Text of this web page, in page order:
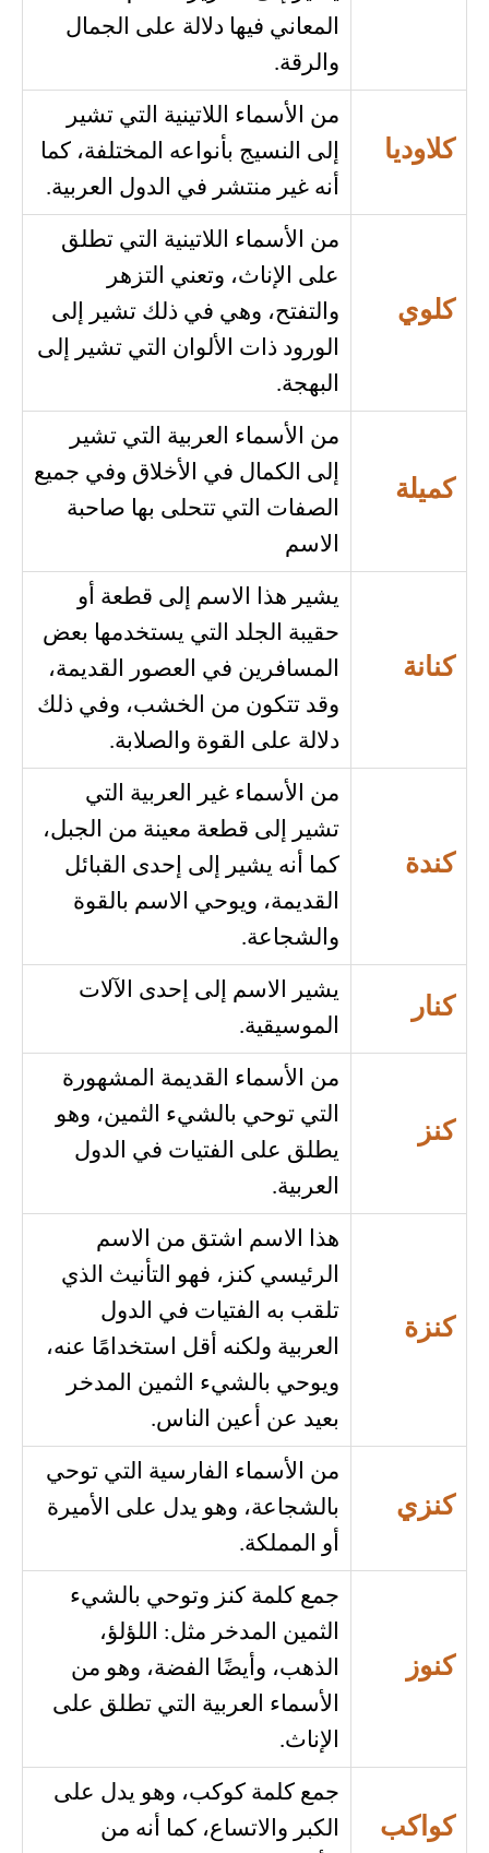
المعاني فيها دلالة على الجمال
والرقة.
كلاوديا
من الأسماء اللاتينية التي تشير
إلى النسيج بأنواعه المختلفة، كما
أنه غير منتشر في الدول العربية.
كلوي
من الأسماء اللاتينية التي تطلق
على الإناث، وتعني التزهر
والتفتح، وهي في ذلك تشير إلى
الورود ذات الألوان التي تشير إلى
البهجة.
كميلة
من الأسماء العربية التي تشير
إلى الكمال في الأخلاق وفي جميع
الصفات التي تتحلى بها صاحبة
الاسم
كنانة
يشير هذا الاسم إلى قطعة أو
حقيبة الجلد التي يستخدمها بعض
المسافرين في العصور القديمة،
وقد تتكون من الخشب، وفي ذلك
دلالة على القوة والصلابة.
كندة
من الأسماء غير العربية التي
تشير إلى قطعة معينة من الجبل،
كما أنه يشير إلى إحدى القبائل
القديمة، ويوحي الاسم بالقوة
والشجاعة.
كنار
يشير الاسم إلى إحدى الآلات
الموسيقية.
كنز
من الأسماء القديمة المشهورة
التي توحي بالشيء الثمين، وهو
يطلق على الفتيات في الدول
العربية.
كنزة
هذا الاسم اشتق من الاسم
الرئيسي كنز، فهو التأنيث الذي
تلقب به الفتيات في الدول
العربية ولكنه أقل استخدامًا عنه،
ويوحي بالشيء الثمين المدخر
بعيد عن أعين الناس.
كنزي
من الأسماء الفارسية التي توحي
بالشجاعة، وهو يدل على الأميرة
أو المملكة.
كنوز
جمع كلمة كنز وتوحي بالشيء
الثمين المدخر مثل: اللؤلؤ،
الذهب، وأيضًا الفضة، وهو من
الأسماء العربية التي تطلق على
الإناث.
كواكب
جمع كلمة كوكب، وهو يدل على
الكبر والاتساع، كما أنه من